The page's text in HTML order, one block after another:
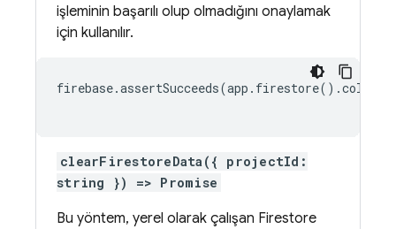
işleminin başarılı olup olmadığını onaylamak
için kullanılır.
clearFirestoreData({ projectId:
string }) => Promise
Bu yöntem, yerel olarak çalışan Firestore